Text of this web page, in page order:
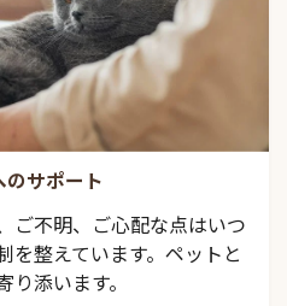
のサポート
ご不明、ご心配な点はいつ
を整えています。ペットと
添います。